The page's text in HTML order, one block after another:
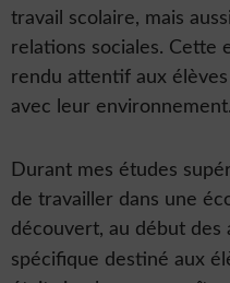
travail scolaire, mais
relations sociales. Cette
rendu attentif aux
avec leur environnement.
Durant mes études
de travailler dans une
découvert, au début des
spécifique destiné aux